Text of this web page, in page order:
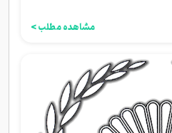
مشاهده مطلب >